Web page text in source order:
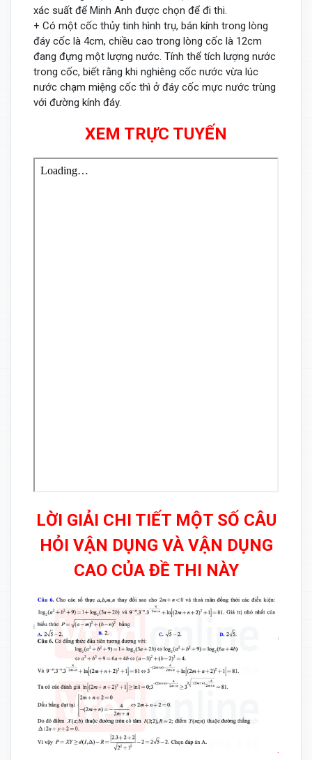
xác suất để Minh Anh được chọn để đi thi.
+ Có một cốc thủy tinh hình trụ, bán kính trong lòng
đáy cốc là 4cm, chiều cao trong lòng cốc là 12cm
đang đựng một lượng nước. Tính thể tích lượng nước
trong cốc, biết rằng khi nghiêng cốc nước vừa lúc
nước chạm miệng cốc thì ở đáy cốc mực nước trùng
với đường kính đáy.
XEM TRỰC TUYẾN
LỜI GIẢI CHI TIẾT MỘT SỐ CÂU
HỎI VẬN DỤNG VÀ VẬN DỤNG
CAO CỦA ĐỀ THI NÀY